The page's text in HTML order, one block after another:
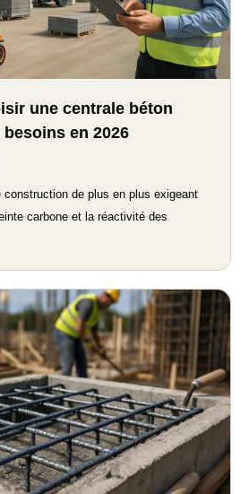
une centrale béton
en 2026
construction de plus en plus exigeant
carbone et la réactivité des